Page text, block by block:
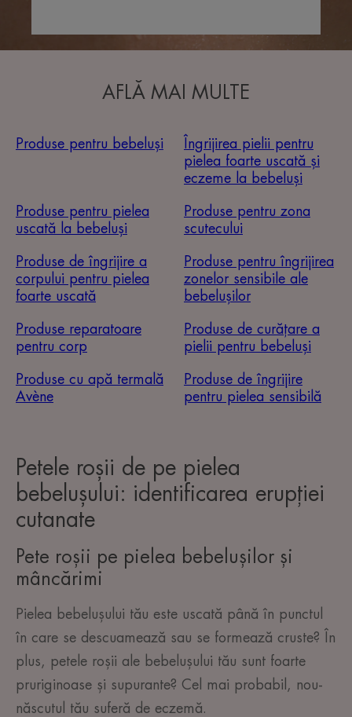
AFLĂ MAI MULTE
Produse pentru bebeluși
Îngrijirea pielii pentru
pielea foarte uscată și
eczeme la bebeluși
Produse pentru pielea
uscată la bebeluși
Produse pentru zona
scutecului
Produse de îngrijire a
corpului pentru pielea
foarte uscată
Produse pentru îngrijirea
zonelor sensibile ale
bebelușilor
Produse reparatoare
pentru corp
Produse de curățare a
pielii pentru bebeluși
Produse cu apă termală
Avène
Produse de îngrijire
pentru pielea sensibilă
Petele roșii de pe pielea
bebelușului: identificarea erupției
cutanate
Pete roșii pe pielea bebelușilor și
mâncărimi
Pielea bebelușului tău este uscată până în punctul
în care se descuamează sau se formează cruste? În
plus, petele roșii ale bebelușului tău sunt foarte
pruriginoase și supurante? Cel mai probabil, nou-
născutul tău suferă de eczemă.